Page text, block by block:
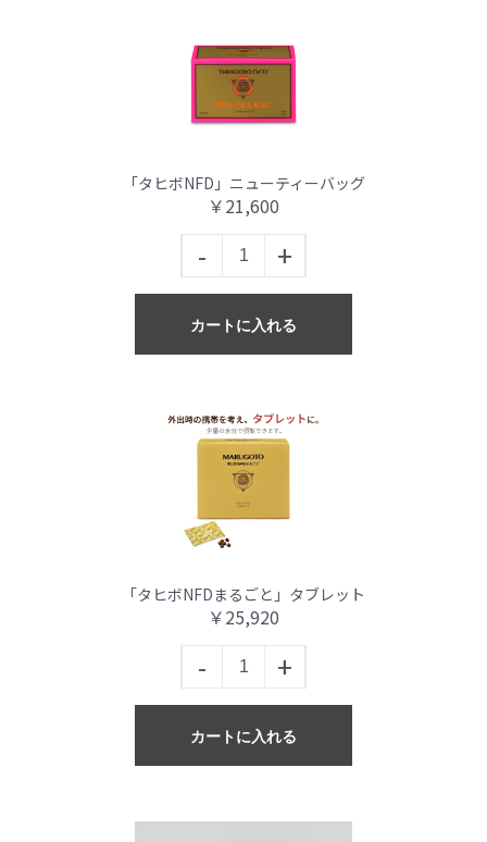
「タヒボNFD」ニューティーバッグ
￥21,600
- +
カートに入れる
「タヒボNFDまるごと」タブレット
￥25,920
- +
カートに入れる